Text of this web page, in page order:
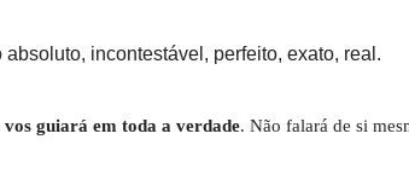
incontestável, perfeito, exato, real.
guiará em toda a verdade. Não falará de si